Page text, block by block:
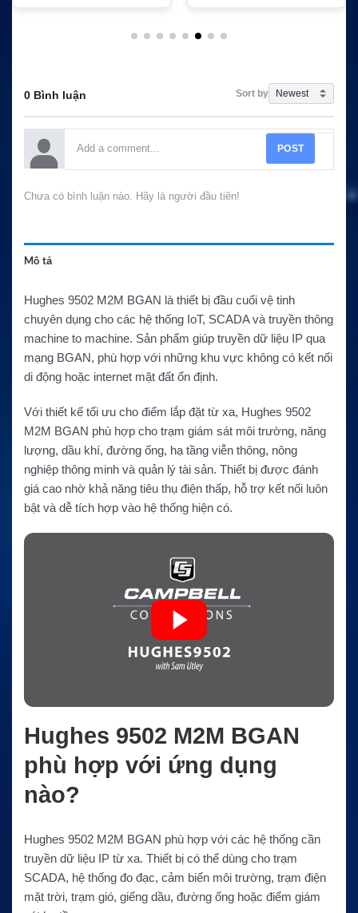
0 Bình luận Sort by
POST
Chưa có bình luận nào. Hãy là người đầu tiên!
Mô tả
Hughes 9502 M2M BGAN là thiết bị đầu cuối vệ tinh
chuyên dụng cho các hệ thống IoT, SCADA và truyền thông
machine to machine. Sản phẩm giúp truyền dữ liệu IP qua
mạng BGAN, phù hợp với những khu vực không có kết nối
di động hoặc internet mặt đất ổn định.
Với thiết kế tối ưu cho điểm lắp đặt từ xa, Hughes 9502
M2M BGAN phù hợp cho trạm giám sát môi trường, năng
lượng, dầu khí, đường ống, hạ tầng viễn thông, nông
nghiệp thông minh và quản lý tài sản. Thiết bị được đánh
giá cao nhờ khả năng tiêu thụ điện thấp, hỗ trợ kết nối luôn
bật và dễ tích hợp vào hệ thống hiện có.
Hughes 9502 M2M BGAN
phù hợp với ứng dụng
nào?
Hughes 9502 M2M BGAN phù hợp với các hệ thống cần
truyền dữ liệu IP từ xa. Thiết bị có thể dùng cho trạm
SCADA, hệ thống đo đạc, cảm biến môi trường, trạm điện
mặt trời, trạm gió, giếng dầu, đường ống hoặc điểm giám